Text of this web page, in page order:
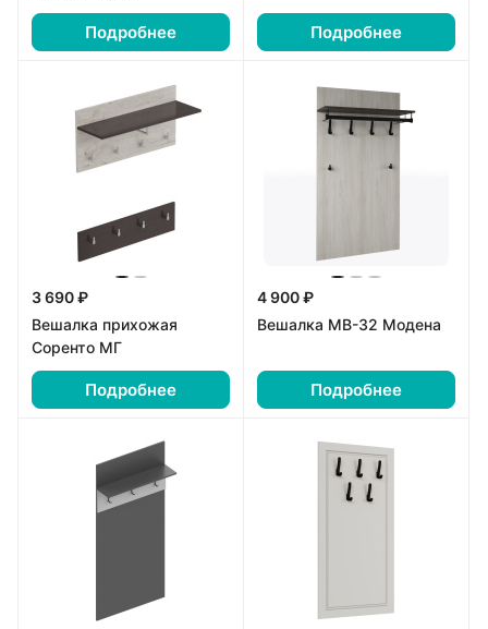
Подробнее Подробнее
3 690 ₽
Вешалка прихожая
Соренто МГ
Подробнее
4 900 ₽
Вешалка МВ-32 Модена
Подробнее